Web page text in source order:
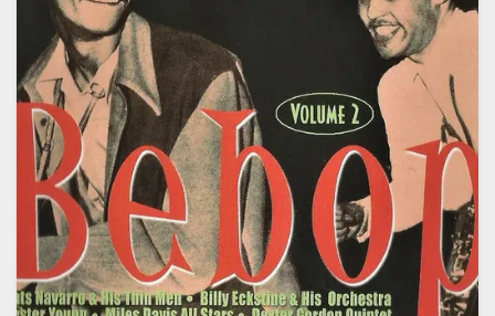
années
pour
transformer
à
tout
jamais
le
jazz